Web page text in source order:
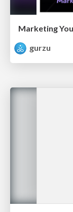
Marketing
gurzu